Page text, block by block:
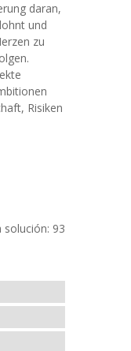
daran,
und
zu
Risiken